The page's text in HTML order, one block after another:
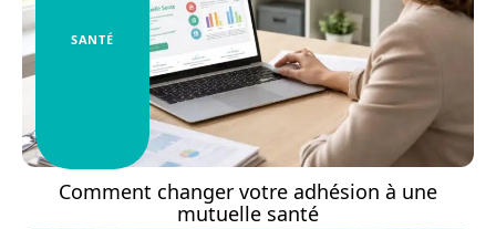
SANTÉ
Comment changer votre adhésion à une
mutuelle santé